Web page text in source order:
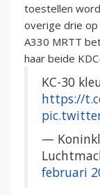
toestellen
overige drie op
A330 MRTT
haar beide
KC-30
https://
—
februari